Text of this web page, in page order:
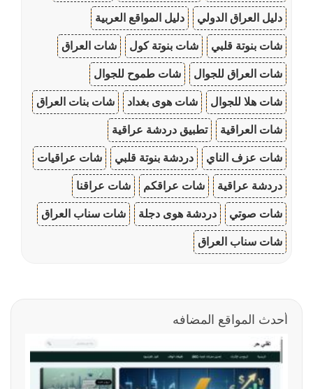
دليل العراق الدولي دليل المواقع العربية
شات بنوتة قلبي شات بنوتة كول شات العراق
شات العراق للجوال شات طموح للجوال
شات هلا للجوال شات هوى بغداد شات بنات العراق
شات العراقية تطبيق دردشة عراقية
شات عزف الناي دردشة بنوتة قلبي شات عراقيات
دردشة عراقية شات عراقكم شات عراقنا
شات صوتي دردشة هوى دجلة شات سناب العراق
شات سناب العراق
أحدث المواقع المضافه